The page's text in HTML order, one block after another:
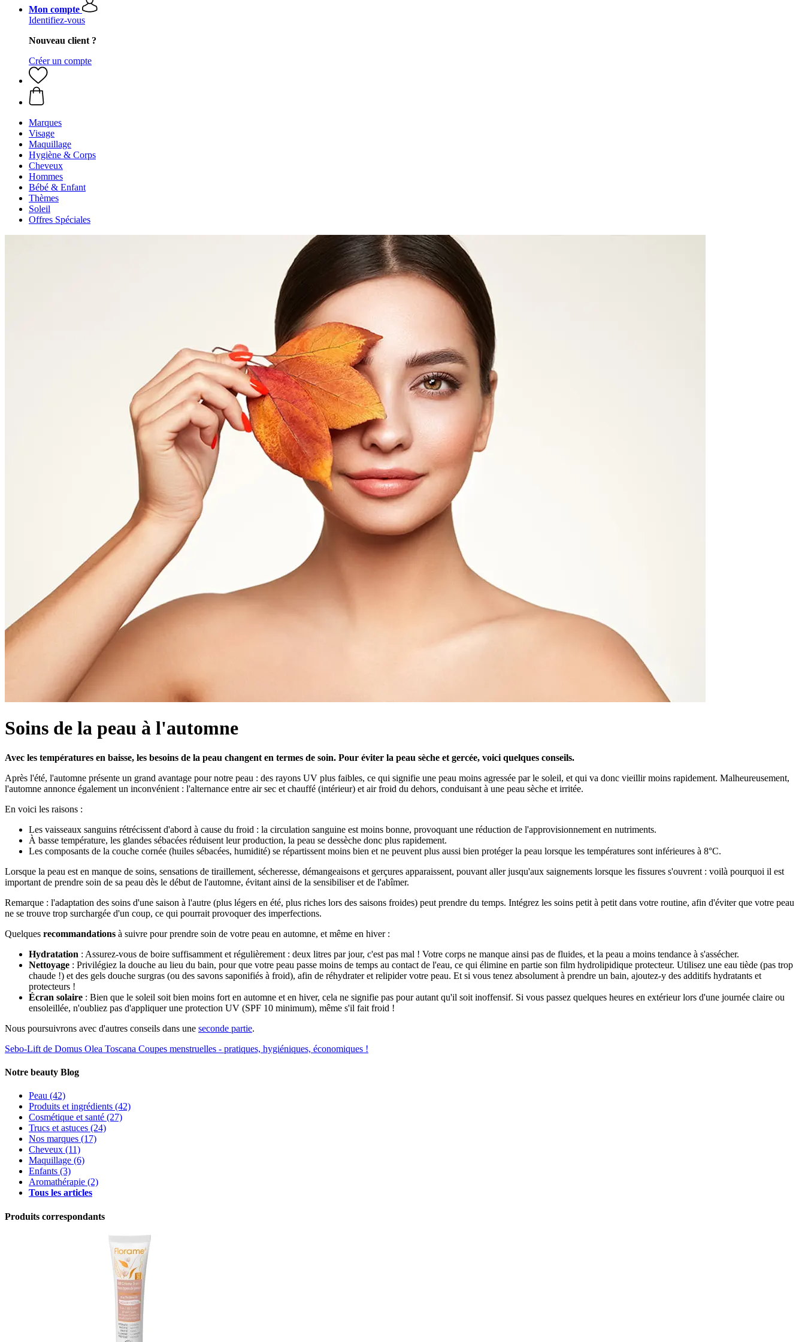
Mon compte
Identifiez-vous
Nouveau client ?
Créer un compte
Marques
Visage
Maquillage
Hygiène & Corps
Cheveux
Hommes
Bébé & Enfant
Thèmes
Soleil
Offres Spéciales
Soins de la peau à l'automne
Avec les températures en baisse, les besoins de la peau changent en termes de soin. Pour éviter la peau sèche et gercée, voici quelques conseils.
Après l'été, l'automne présente un grand avantage pour notre peau : des rayons UV plus faibles, ce qui signifie une peau moins agressée par le soleil, et qui va donc vieillir moins rapidement. Malheureusement,
l'automne annonce également un inconvénient : l'alternance entre air sec et chauffé (intérieur) et air froid du dehors, conduisant à une peau sèche et irritée.
En voici les raisons :
Les vaisseaux sanguins rétrécissent d'abord à cause du froid : la circulation sanguine est moins bonne, provoquant une réduction de l'approvisionnement en nutriments.
À basse température, les glandes sébacées réduisent leur production, la peau se dessèche donc plus rapidement.
Les composants de la couche cornée (huiles sébacées, humidité) se répartissent moins bien et ne peuvent plus aussi bien protéger la peau lorsque les températures sont inférieures à 8°C.
Lorsque la peau est en manque de soins, sensations de tiraillement, sécheresse, démangeaisons et gerçures apparaissent, pouvant aller jusqu'aux saignements lorsque les fissures s'ouvrent : voilà pourquoi il est
important de prendre soin de sa peau dès le début de l'automne, évitant ainsi de la sensibiliser et de l'abîmer.
Remarque : l'adaptation des soins d'une saison à l'autre (plus légers en été, plus riches lors des saisons froides) peut prendre du temps. Intégrez les soins petit à petit dans votre routine, afin d'éviter que votre peau
ne se trouve trop surchargée d'un coup, ce qui pourrait provoquer des imperfections.
Quelques recommandations à suivre pour prendre soin de votre peau en automne, et même en hiver :
Hydratation : Assurez-vous de boire suffisamment et régulièrement : deux litres par jour, c'est pas mal ! Votre corps ne manque ainsi pas de fluides, et la peau a moins tendance à s'assécher.
Nettoyage : Privilégiez la douche au lieu du bain, pour que votre peau passe moins de temps au contact de l'eau, ce qui élimine en partie son film hydrolipidique protecteur. Utilisez une eau tiède (pas trop
chaude !) et des gels douche surgras (ou des savons saponifiés à froid), afin de réhydrater et relipider votre peau. Et si vous tenez absolument à prendre un bain, ajoutez-y des additifs hydratants et
protecteurs !
Écran solaire : Bien que le soleil soit bien moins fort en automne et en hiver, cela ne signifie pas pour autant qu'il soit inoffensif. Si vous passez quelques heures en extérieur lors d'une journée claire ou
ensoleillée, n'oubliez pas d'appliquer une protection UV (SPF 10 minimum), même s'il fait froid !
Nous poursuivrons avec d'autres conseils dans une seconde partie.
Sebo-Lift de Domus Olea Toscana Coupes menstruelles - pratiques, hygiéniques, économiques !
Notre beauty Blog
Peau (42)
Produits et ingrédients (42)
Cosmétique et santé (27)
Trucs et astuces (24)
Nos marques (17)
Cheveux (11)
Maquillage (6)
Enfants (3)
Aromathérapie (2)
Tous les articles
Produits correspondants